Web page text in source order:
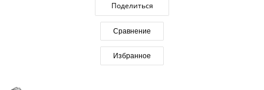
Поделиться
Сравнение
Избранное